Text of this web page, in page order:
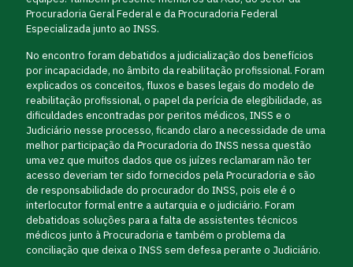
Procuradoria Geral Federal e da Procuradoria Federal
Especializada junto ao INSS.
No encontro foram debatidos a judicialização dos benefícios
por incapacidade, no âmbito da reabilitação profissional. Foram
explicados os conceitos, fluxos e bases legais do modelo de
reabilitação profissional, o papel da perícia de elegibilidade, as
dificuldades encontradas por peritos médicos, INSS e o
Judiciário nesse processo, ficando claro a necessidade de uma
melhor participação da Procuradoria do INSS nessa questão
uma vez que muitos dados que os juízes reclamaram não ter
acesso deveriam ter sido fornecidos pela Procuradoria e são
de responsabilidade do procurador do INSS, pois ele é o
interlocutor formal entre a autarquia e o judiciário. Foram
debatidoas soluções para a falta de assistentes técnicos
médicos junto à Procuradoria e também o problema da
conciliação que deixa o INSS sem defesa perante o Judiciário.